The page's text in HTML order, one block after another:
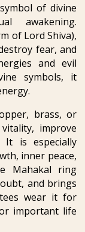
of divine
awakening.
of Lord Shiva),
fear, and
and evil
symbols, it
brass, or
improve
It is especially
inner peace,
Mahakal ring
and brings
wear it for
important life